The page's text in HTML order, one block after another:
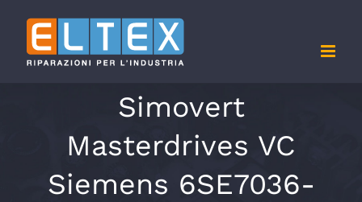
contenuto
Simovert
Masterdrives VC
Siemens 6SE7036-